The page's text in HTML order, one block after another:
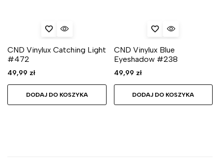
CND Vinylux Catching Light
#472
49,99 zł
DODAJ DO KOSZYKA
CND Vinylux Blue
Eyeshadow #238
49,99 zł
DODAJ DO KOSZYKA